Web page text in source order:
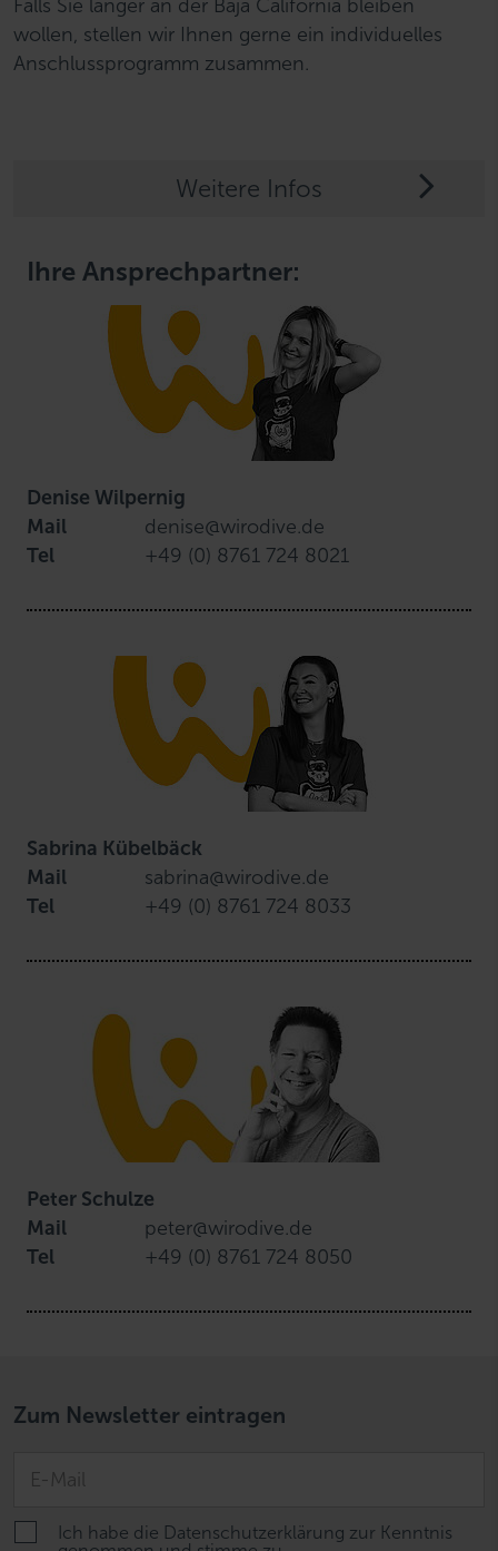
Falls Sie länger an der Baja California bleiben
wollen, stellen wir Ihnen gerne ein individuelles
Anschlussprogramm zusammen.
Weitere Infos
Ihre Ansprechpartner:
Denise Wilpernig
Mail
denise@wirodive.de
Tel
+49 (0) 8761 724 8021
Sabrina Kübelbäck
Mail
sabrina@wirodive.de
Tel
+49 (0) 8761 724 8033
Peter Schulze
Mail
peter@wirodive.de
Tel
+49 (0) 8761 724 8050
Zum Newsletter eintragen
Ich habe die Datenschutzerklärung zur Kenntnis